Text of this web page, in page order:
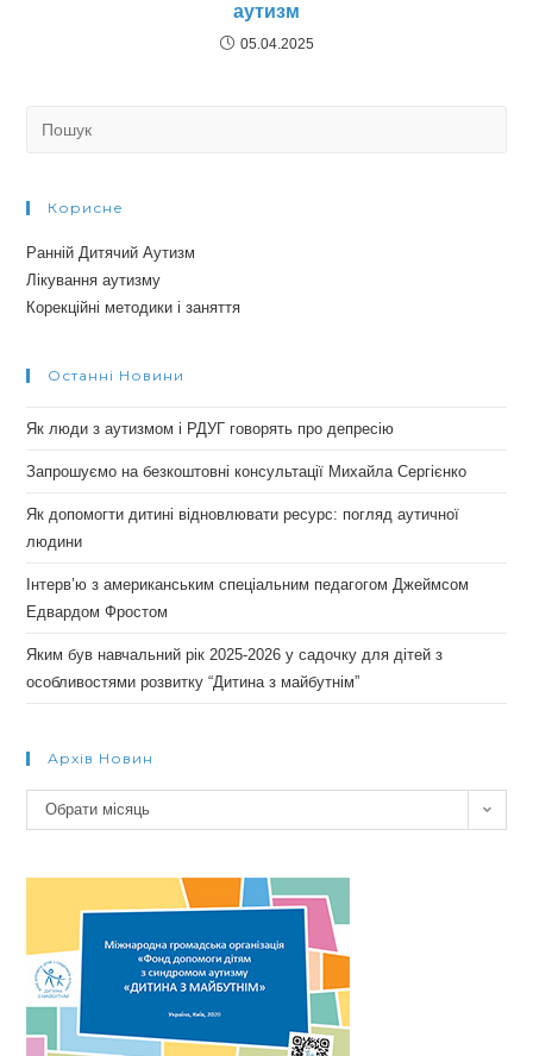
аутизм
05.04.2025
Корисне
Ранній Дитячий Аутизм
Лікування аутизму
Корекційні методики і заняття
Останні Новини
Як люди з аутизмом і РДУГ говорять про депресію
Запрошуємо на безкоштовні консультації Михайла Сергієнко
Як допомогти дитині відновлювати ресурс: погляд аутичної
людини
Інтерв’ю з американським спеціальним педагогом Джеймсом
Едвардом Фростом
Яким був навчальний рік 2025-2026 у садочку для дітей з
особливостями розвитку “Дитина з майбутнім”
Архів Новин
Архів
новин
Обрати місяць